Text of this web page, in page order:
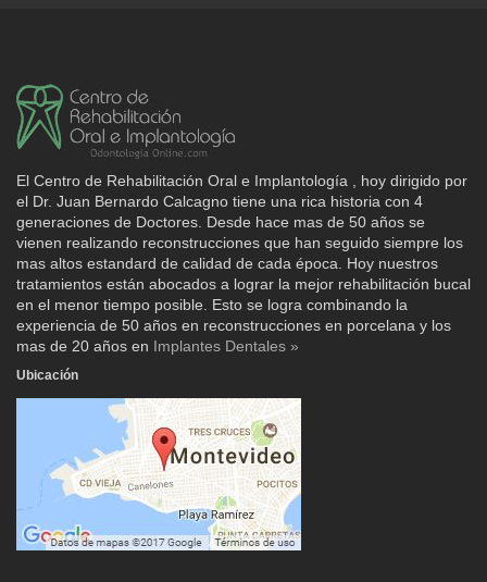
El Centro de Rehabilitación Oral e Implantología , hoy dirigido por
el Dr. Juan Bernardo Calcagno tiene una rica historia con 4
generaciones de Doctores. Desde hace mas de 50 años se
vienen realizando reconstrucciones que han seguido siempre los
mas altos estandard de calidad de cada época. Hoy nuestros
tratamientos están abocados a lograr la mejor rehabilitación bucal
en el menor tiempo posible. Esto se logra combinando la
experiencia de 50 años en reconstrucciones en porcelana y los
mas de 20 años en Implantes Dentales »
Ubicación